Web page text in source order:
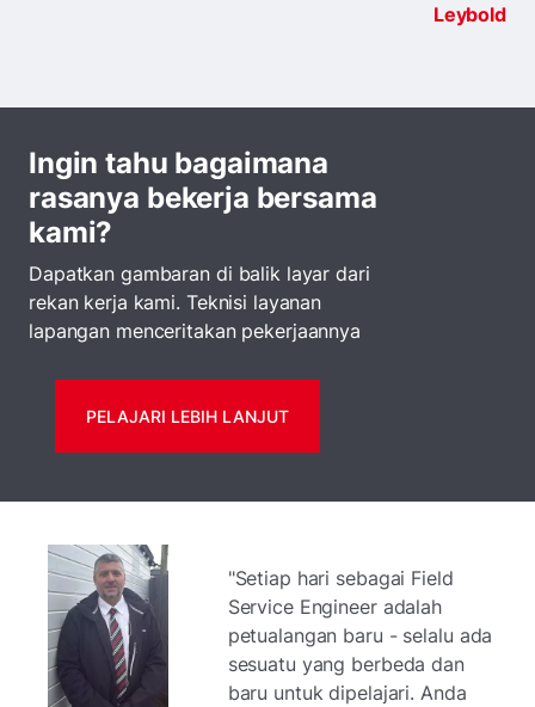
Leybold
Ingin tahu bagaimana
rasanya bekerja bersama
kami?
Dapatkan gambaran di balik layar dari
rekan kerja kami. Teknisi layanan
lapangan menceritakan pekerjaannya
PELAJARI LEBIH LANJUT
"Setiap hari sebagai Field
Service Engineer adalah
petualangan baru - selalu ada
sesuatu yang berbeda dan
baru untuk dipelajari. Anda